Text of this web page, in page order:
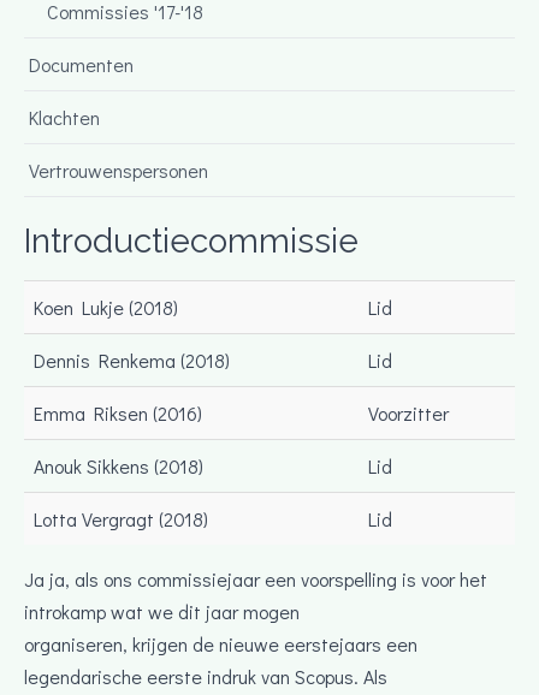
Commissies '17-'18
Documenten
Klachten
Vertrouwenspersonen
Introductiecommissie
Koen Lukje (2018) Lid
Dennis Renkema (2018) Lid
Emma Riksen (2016) Voorzitter
Anouk Sikkens (2018) Lid
Lotta Vergragt (2018) Lid
Ja ja, als ons commissiejaar een voorspelling is voor het
introkamp wat we dit jaar mogen
organiseren, krijgen de nieuwe eerstejaars een
legendarische eerste indruk van Scopus. Als